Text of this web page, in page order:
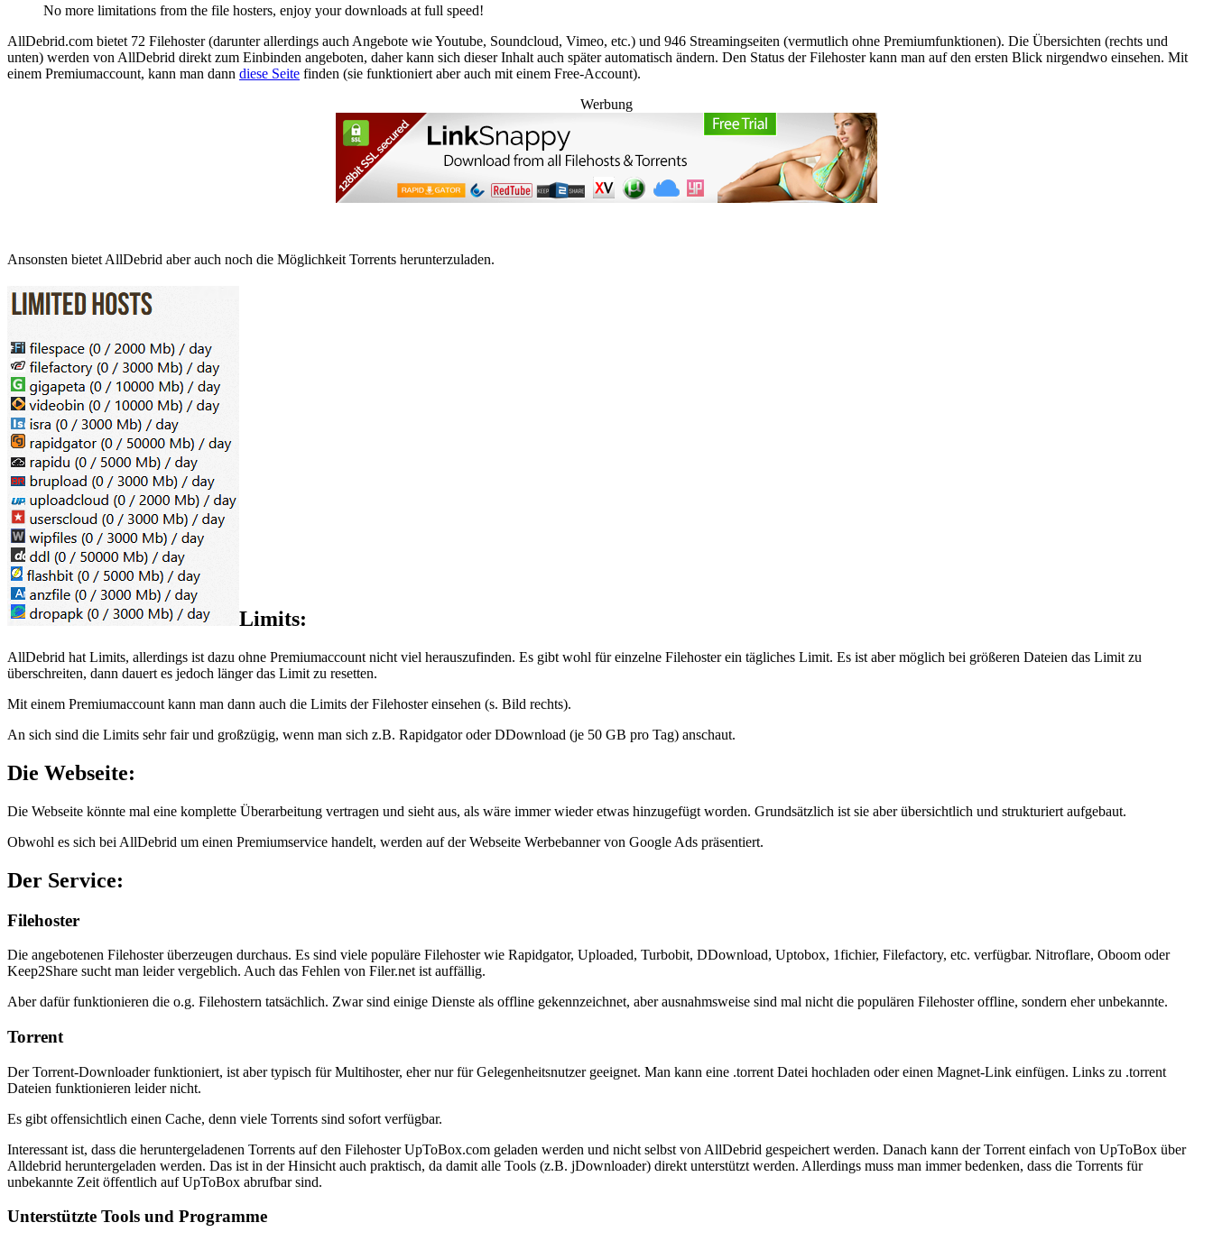
No more limitations from the file hosters, enjoy your downloads at full speed!
AllDebrid.com bietet 72 Filehoster (darunter allerdings auch Angebote wie Youtube, Soundcloud, Vimeo, etc.) und 946 Streamingseiten (vermutlich ohne Premiumfunktionen). Die Übersichten (rechts und
unten) werden von AllDebrid direkt zum Einbinden angeboten, daher kann sich dieser Inhalt auch später automatisch ändern. Den Status der Filehoster kann man auf den ersten Blick nirgendwo einsehen. Mit
einem Premiumaccount, kann man dann diese Seite finden (sie funktioniert aber auch mit einem Free-Account).
Werbung
Ansonsten bietet AllDebrid aber auch noch die Möglichkeit Torrents herunterzuladen.
Limits:
AllDebrid hat Limits, allerdings ist dazu ohne Premiumaccount nicht viel herauszufinden. Es gibt wohl für einzelne Filehoster ein tägliches Limit. Es ist aber möglich bei größeren Dateien das Limit zu
überschreiten, dann dauert es jedoch länger das Limit zu resetten.
Mit einem Premiumaccount kann man dann auch die Limits der Filehoster einsehen (s. Bild rechts).
An sich sind die Limits sehr fair und großzügig, wenn man sich z.B. Rapidgator oder DDownload (je 50 GB pro Tag) anschaut.
Die Webseite:
Die Webseite könnte mal eine komplette Überarbeitung vertragen und sieht aus, als wäre immer wieder etwas hinzugefügt worden. Grundsätzlich ist sie aber übersichtlich und strukturiert aufgebaut.
Obwohl es sich bei AllDebrid um einen Premiumservice handelt, werden auf der Webseite Werbebanner von Google Ads präsentiert.
Der Service:
Filehoster
Die angebotenen Filehoster überzeugen durchaus. Es sind viele populäre Filehoster wie Rapidgator, Uploaded, Turbobit, DDownload, Uptobox, 1fichier, Filefactory, etc. verfügbar. Nitroflare, Oboom oder
Keep2Share sucht man leider vergeblich. Auch das Fehlen von Filer.net ist auffällig.
Aber dafür funktionieren die o.g. Filehostern tatsächlich. Zwar sind einige Dienste als offline gekennzeichnet, aber ausnahmsweise sind mal nicht die populären Filehoster offline, sondern eher unbekannte.
Torrent
Der Torrent-Downloader funktioniert, ist aber typisch für Multihoster, eher nur für Gelegenheitsnutzer geeignet. Man kann eine .torrent Datei hochladen oder einen Magnet-Link einfügen. Links zu .torrent
Dateien funktionieren leider nicht.
Es gibt offensichtlich einen Cache, denn viele Torrents sind sofort verfügbar.
Interessant ist, dass die heruntergeladenen Torrents auf den Filehoster UpToBox.com geladen werden und nicht selbst von AllDebrid gespeichert werden. Danach kann der Torrent einfach von UpToBox über
Alldebrid heruntergeladen werden. Das ist in der Hinsicht auch praktisch, da damit alle Tools (z.B. jDownloader) direkt unterstützt werden. Allerdings muss man immer bedenken, dass die Torrents für
unbekannte Zeit öffentlich auf UpToBox abrufbar sind.
Unterstützte Tools und Programme